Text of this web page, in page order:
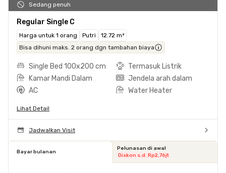
Sedang penuh
Regular Single C
Harga untuk 1 orang Putri
12.72 m²
Bisa dihuni maks. 2 orang dgn tambahan biaya
Single Bed 100x200 cm
Termasuk Listrik
Kamar Mandi Dalam
Jendela arah dalam
AC
Water Heater
Lihat Detail
Jadwalkan Visit
Bayar bulanan
Pelunasan di awal
Diskon s.d. Rp2,76jt